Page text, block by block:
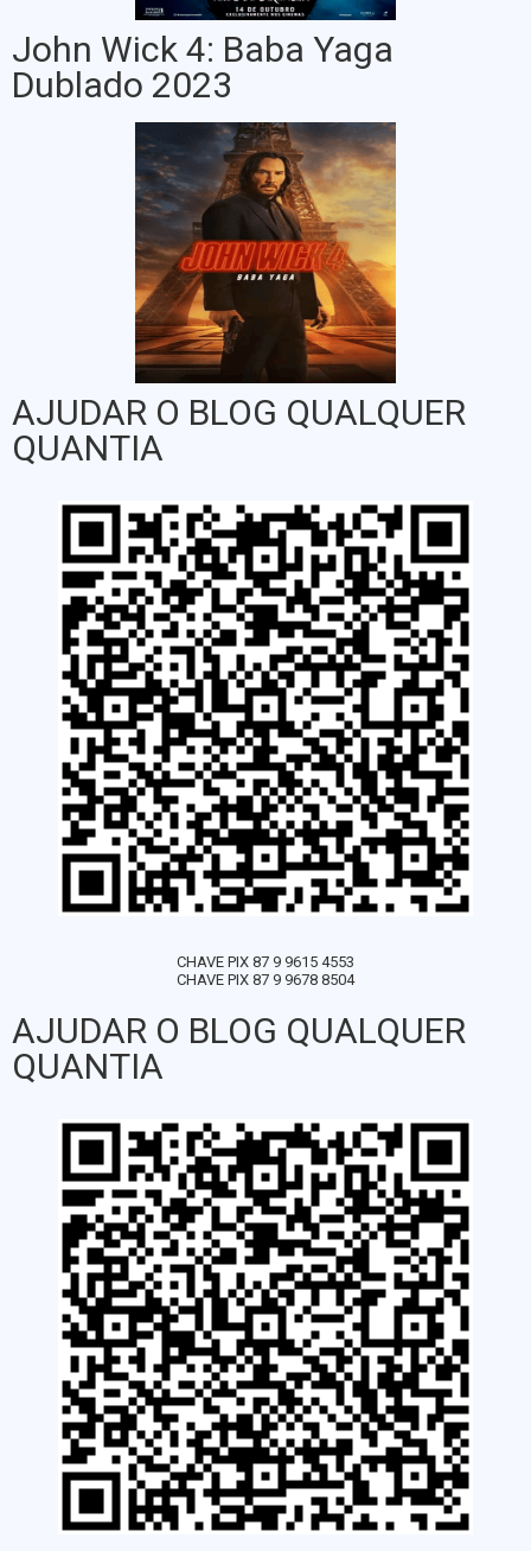
John Wick 4: Baba Yaga
Dublado 2023
AJUDAR O BLOG QUALQUER
QUANTIA
CHAVE PIX 87 9 9615 4553
CHAVE PIX 87 9 9678 8504
AJUDAR O BLOG QUALQUER
QUANTIA